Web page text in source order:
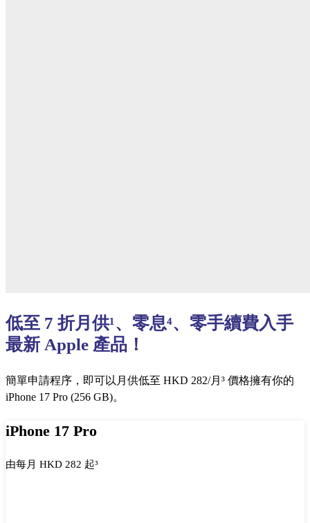
低至 7 折月供¹、零息⁴、零手續費入手
最新 Apple 產品！​
簡單申請程序，即可以月供低至 HKD 282/月³ 價格擁有你的
iPhone 17 Pro (256 GB)。
iPhone 17 Pro
由每月 HKD 282 起³